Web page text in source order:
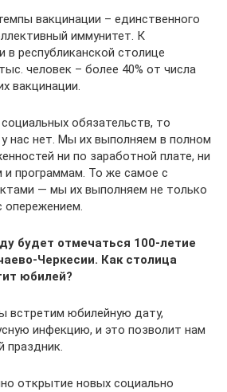
вакцинации – единственного
иммунитет. К
в республиканской столице
человек – более 40% от числа
вакцинации.
обязательств, то
у нас нет. Мы их выполняем в полном
ни по заработной плате, ни
программам. То же самое с
— мы их выполняем не только
опережением.
будет отмечаться 100-летие
Черкесии. Как столица
юбилей?
встретим юбилейную дату,
инфекцию, и это позволит нам
праздник.
открытие новых социально